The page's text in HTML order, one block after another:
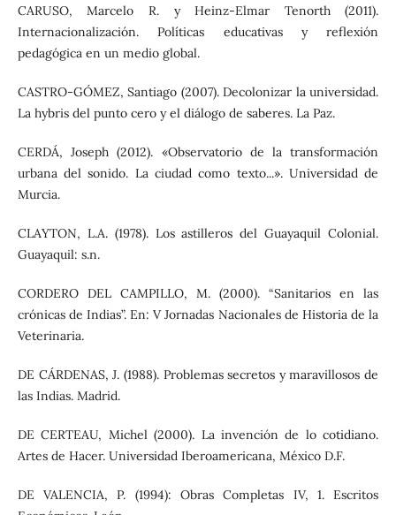
CARUSO, Marcelo R. y Heinz-Elmar Tenorth (2011).
Internacionalización. Políticas educativas y reflexión
pedagógica en un medio global.
CASTRO-GÓMEZ, Santiago (2007). Decolonizar la universidad.
La hybris del punto cero y el diálogo de saberes. La Paz.
CERDÁ, Joseph (2012). «Observatorio de la transformación
urbana del sonido. La ciudad como texto...». Universidad de
Murcia.
CLAYTON, L.A. (1978). Los astilleros del Guayaquil Colonial.
Guayaquil: s.n.
CORDERO DEL CAMPILLO, M. (2000). “Sanitarios en las
crónicas de Indias”. En: V Jornadas Nacionales de Historia de la
Veterinaria.
DE CÁRDENAS, J. (1988). Problemas secretos y maravillosos de
las Indias. Madrid.
DE CERTEAU, Michel (2000). La invención de lo cotidiano.
Artes de Hacer. Universidad Iberoamericana, México D.F.
DE VALENCIA, P. (1994): Obras Completas IV, 1. Escritos